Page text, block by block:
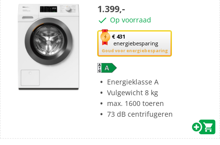
sterren.
9
beoordelingen
1.399,-
Op voorraad
€ 431
energiebesparing
Goud voor energiebesparing
Met
deze
knop
opent
Youreko’s
tool
voor
energiebesparing.
Energieklasse A
Vulgewicht 8 kg
max. 1600 toeren
73 dB centrifugeren